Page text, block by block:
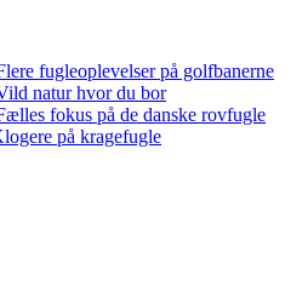
fugleoplevelser på golfbanerne
natur hvor du bor
fokus på de danske rovfugle
på kragefugle